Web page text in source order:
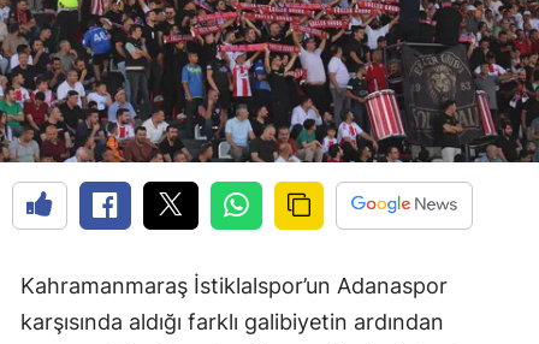
Kahramanmaraş İstiklalspor’un Adanaspor
karşısında aldığı farklı galibiyetin ardından